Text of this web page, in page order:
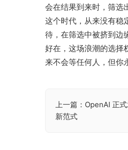
会在结果到来时，筛选
这个时代，从来没有稳
待，在筛选中被挤到边
好在，这场浪潮的选择
来不会等任何人，但你
文
章
上一篇：OpenAI 正
新范式